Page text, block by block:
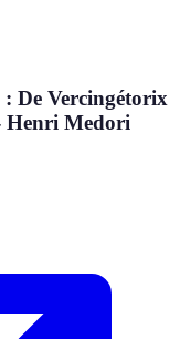
De Vercingétorix
Henri Medori